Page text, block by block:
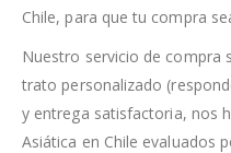
Chile, para que tu compra
Nuestro servicio de compra
trato personalizado
y entrega satisfactoria, nos
Asiática en Chile evaluados